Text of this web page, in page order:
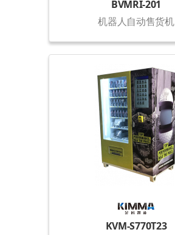
BVMRI-201
机器人自动售货机
KVM-S770T23